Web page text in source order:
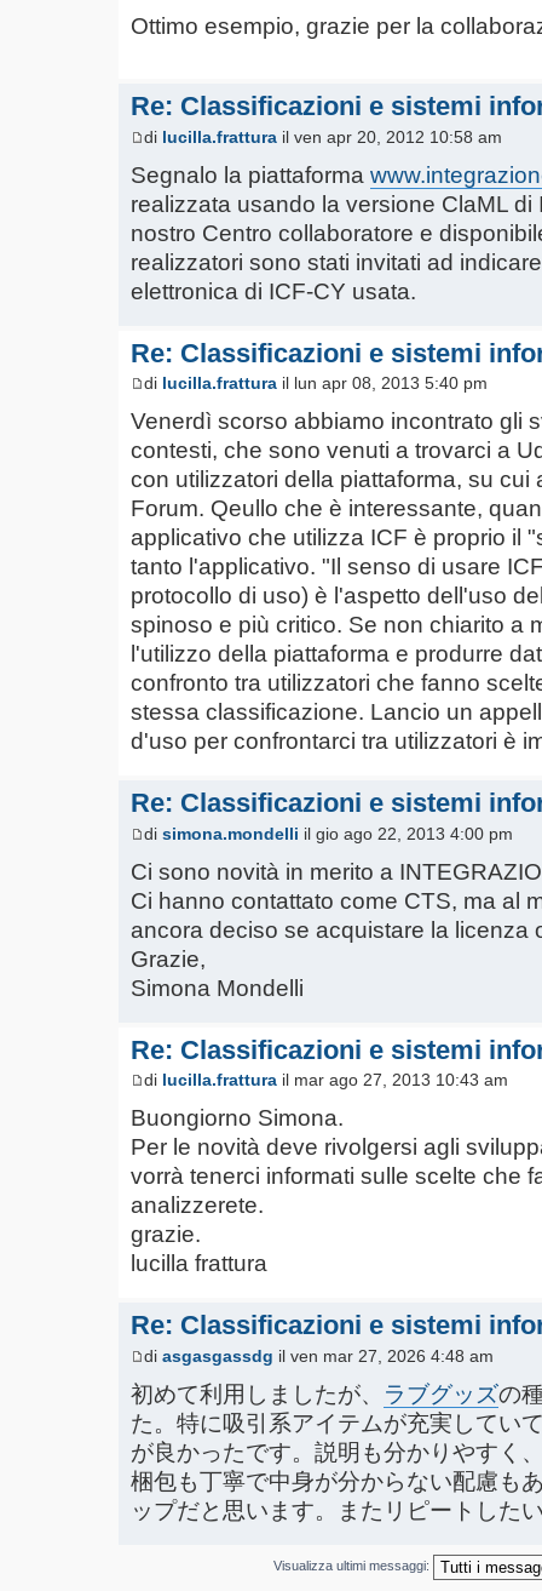
Ottimo esempio, grazie per la
Re: Classificazioni e sistemi
di lucilla.frattura il ven apr 20, 2012 10:58 am
Segnalo la piattaforma
realizzata usando la versione ClaML
nostro Centro collaboratore e
realizzatori sono stati invitati ad
elettronica di ICF-CY usata.
Re: Classificazioni e sistemi
di lucilla.frattura il lun apr 08, 2013 5:40 pm
Venerdì scorso abbiamo incontrato gli
contesti, che sono venuti a trovarci a
con utilizzatori della piattaforma, su
Forum. Qeullo che è interessante,
applicativo che utilizza ICF è proprio il
tanto l'applicativo. "Il senso di usare
protocollo di uso) è l'aspetto dell'uso
spinoso e più critico. Se non chiarito a
l'utilizzo della piattaforma e produrre
confronto tra utilizzatori che fanno
stessa classificazione. Lancio un
d'uso per confrontarci tra utilizzatori è
Re: Classificazioni e sistemi
di simona.mondelli il gio ago 22, 2013 4:00 pm
Ci sono novità in merito a
Ci hanno contattato come CTS, ma al
ancora deciso se acquistare la licenza
Grazie,
Simona Mondelli
Re: Classificazioni e sistemi
di lucilla.frattura il mar ago 27, 2013 10:43 am
Buongiorno Simona.
Per le novità deve rivolgersi agli
vorrà tenerci informati sulle scelte che
analizzerete.
grazie.
lucilla frattura
Re: Classificazioni e sistemi
di asgasgassdg il ven mar 27, 2026 4:48 am
初めて利用しましたが、 ラブグッズの
た。特に吸引系アイテムが充実してい
が良かったです。説明も分かりやすく
梱包も丁寧で中身が分からない配慮も
ップだと思います。またリピートした
Visualizza ultimi messaggi: